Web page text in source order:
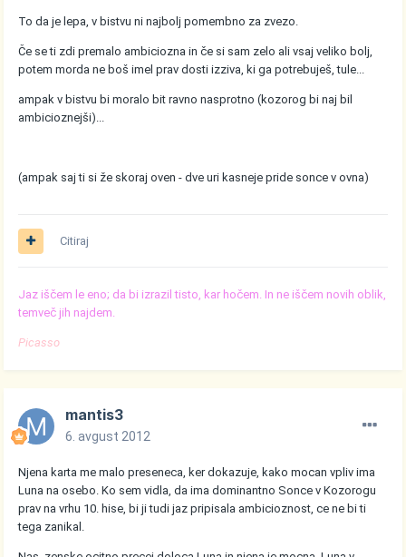
To da je lepa, v bistvu ni najbolj pomembno za zvezo.
Če se ti zdi premalo ambiciozna in če si sam zelo ali vsaj veliko bolj,
potem morda ne boš imel prav dosti izziva, ki ga potrebuješ, tule...
ampak v bistvu bi moralo bit ravno nasprotno (kozorog bi naj bil
ambicioznejši)...
(ampak saj ti si že skoraj oven - dve uri kasneje pride sonce v ovna)
Citiraj
Jaz iščem le eno; da bi izrazil tisto, kar hočem. In ne iščem novih oblik,
temveč jih najdem.
Picasso
mantis3
6. avgust 2012
Njena karta me malo preseneca, ker dokazuje, kako mocan vpliv ima
Luna na osebo. Ko sem vidla, da ima dominantno Sonce v Kozorogu
prav na vrhu 10. hise, bi ji tudi jaz pripisala ambicioznost, ce ne bi ti
tega zanikal.